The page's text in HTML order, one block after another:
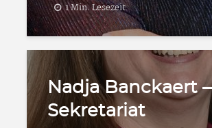
1 Min. Lesezeit
Nadja Banckaert –
Sekretariat